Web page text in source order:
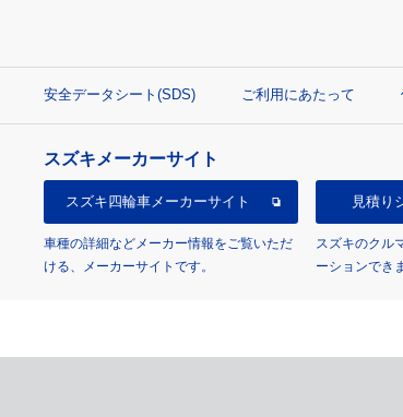
安全データシート(SDS) ご利用にあたって
スズキメーカーサイト
スズキ四輪車メーカーサイト
車種の詳細などメーカー情報をご覧いただ
ける、メーカーサイトです。
見積り
スズキのクル
ーションでき